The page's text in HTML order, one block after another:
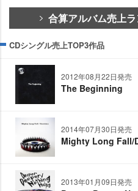
合算アルバム売上
CDシングル売上TOP3作品
2012年08月22日発売
The Beginning
2014年07月30日発売
Mighty Long Fall/
2013年01月09日発売